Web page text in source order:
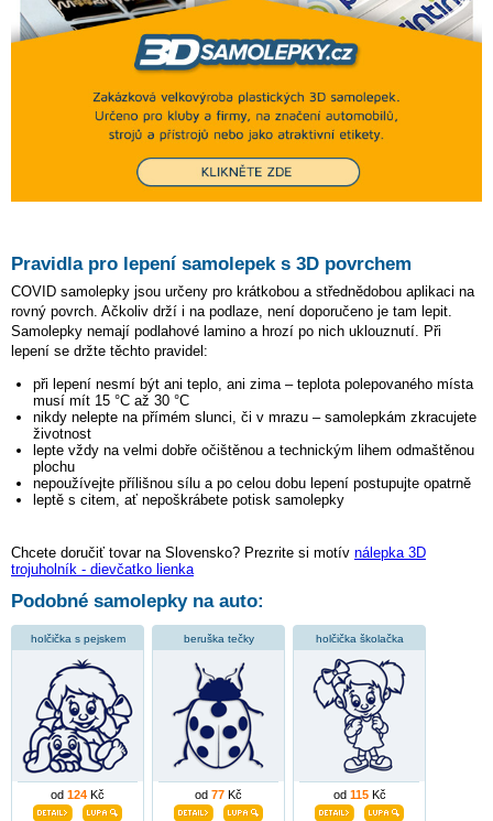
Pravidla pro lepení samolepek s 3D povrchem
COVID samolepky jsou určeny pro krátkobou a střednědobou aplikaci na
rovný povrch. Ačkoliv drží i na podlaze, není doporučeno je tam lepit.
Samolepky nemají podlahové lamino a hrozí po nich uklouznutí. Při
lepení se držte těchto pravidel:
při lepení nesmí být ani teplo, ani zima – teplota polepovaného místa
musí mít 15 °C až 30 °C
nikdy nelepte na přímém slunci, či v mrazu – samolepkám zkracujete
životnost
lepte vždy na velmi dobře očištěnou a technickým lihem odmaštěnou
plochu
nepoužívejte přílišnou sílu a po celou dobu lepení postupujte opatrně
leptě s citem, ať nepoškrábete potisk samolepky
Chcete doručiť tovar na Slovensko? Prezrite si motív nálepka 3D
trojuholník - dievčatko lienka
Podobné samolepky na auto:
holčička s pejskem
od 124 Kč
beruška tečky
od 77 Kč
holčička školačka
od 115Kč